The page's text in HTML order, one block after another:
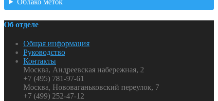
Об отделе
Общая информация
Руководство
Контакты
Москва, Андреевская набережная, 2
+7 (495) 781-97-61
Москва, Нововаганьковский переулок, 7
+7 (499) 252-47-12